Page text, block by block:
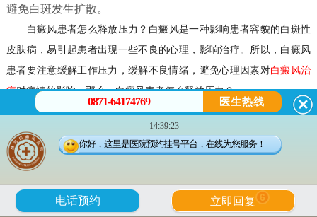
避免白斑发生扩散。
白癜风患者怎么释放压力？ 白癜风是一种影响患者容貌的白斑性
皮肤病，易引起患者出现一些不良的心理，影响治疗。所以，白癜风
患者要注意缓解工作压力，缓解不良情绪，避免心理因素对白癜风治
疗对病情的影响。那么，白癜风患者怎么释放压力？
白癜风患者怎么释放压力？
一，白癜风患者应放松自己。患上白癜风后，患者应放松自己，
遇到不公平和有意见的事情要坦率地说出来，不要压在心里，患者可
通过发泄以消不快之气，例如面对沙包或人头偶像猛打几拳，或者大
0871-64174769 医生热线
14:39:23
你好，这里是医院预约挂号平台，在线为您服务！
电话预约 立即回复 6